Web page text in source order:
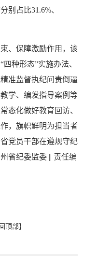
别占比31.6%、
、保障激励作用，该
种形态”实施办法、
准监督执纪问责倒逼
学、编发指导案例等
态化做好教育回访、
，旗帜鲜明为担当者
党员干部在遵规守纪
省纪委监委 || 责任编
顶部】